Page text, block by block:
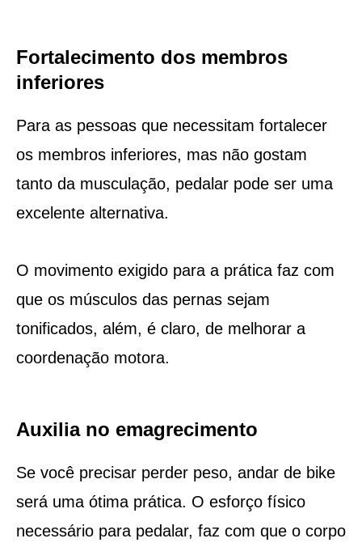
Fortalecimento dos membros
inferiores
Para as pessoas que necessitam fortalecer
os membros inferiores, mas não gostam
tanto da musculação, pedalar pode ser uma
excelente alternativa.
O movimento exigido para a prática faz com
que os músculos das pernas sejam
tonificados, além, é claro, de melhorar a
coordenação motora.
Auxilia no emagrecimento
Se você precisar perder peso, andar de bike
será uma ótima prática. O esforço físico
necessário para pedalar, faz com que o corpo